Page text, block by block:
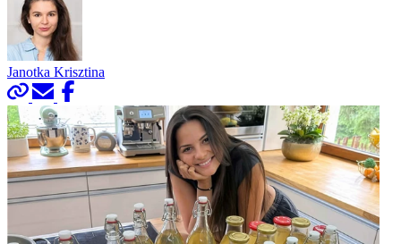
Janotka Krisztina